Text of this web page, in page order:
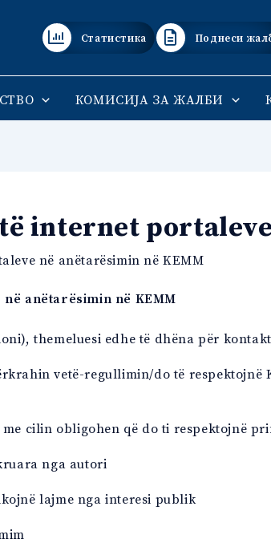
Статистика Поднеси
КОМИСИЈА ЗА ЖАЛБИ
internet
në anëtarësimin në KEMM
anëtarësimin në KEMM
themeluesi edhe të dhëna për kontakt
vetë-regullimin/do të
cilin obligohen që do ti respektojnë
nga autori
lajme nga interesi publik